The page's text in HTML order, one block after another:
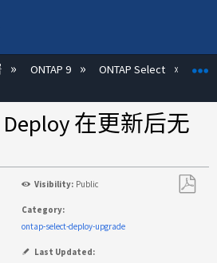
次ONTAP 9 ONTAP Select
Deploy 在更新后无
Visibility: Public
Category:
ontap-select-deploy-upgrade
Last Updated: